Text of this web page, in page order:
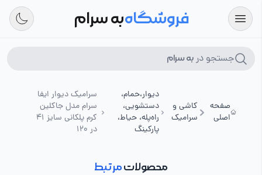
فروشگاهبه سرام
جستجو در به سرام
صفحه
اصلی
کاشی و
سرامیک
دیوار،حمام،
دستشویی،
راه‌پله، حیاط،
پارکینگ
سرامیک دیوار ایفا
سرام مدل جاکلین
کرم پلکانی سایز 41
در 120
محصولاتمرتبط